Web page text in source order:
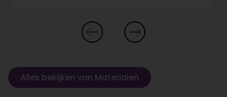
Alles bekijken van Materialen